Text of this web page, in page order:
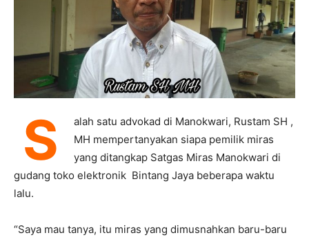
S
alah satu advokad di Manokwari, Rustam SH ,
MH mempertanyakan siapa pemilik miras
yang ditangkap Satgas Miras Manokwari di
gudang toko elektronik Bintang Jaya beberapa waktu
lalu.
“Saya mau tanya, itu miras yang dimusnahkan baru-baru